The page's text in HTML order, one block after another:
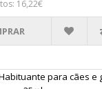
16,22€